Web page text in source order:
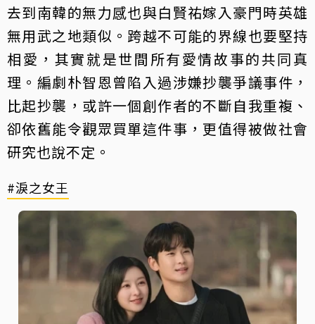
去到南韓的無力感也與白賢祐嫁入豪門時英雄
無用武之地類似。跨越不可能的界線也要堅持
相愛，其實就是世間所有愛情故事的共同真
理。編劇朴智恩曾陷入過涉嫌抄襲爭議事件，
比起抄襲，或許一個創作者的不斷自我重複、
卻依舊能令觀眾買單這件事，更值得被做社會
研究也說不定。
#淚之女王